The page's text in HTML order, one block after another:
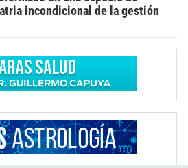
incondicional de la gestión